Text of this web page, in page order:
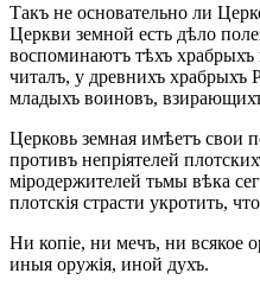
Такъ не основательно ли
Церкви земной есть дѣло
воспоминаютъ тѣхъ храбрыхъ
читалъ, у древнихъ храбрыхъ
младыхъ воиновъ,
Церковь земная имѣетъ свои
противъ непріятелей
міродержителей тьмы вѣка
плотскія страсти укротить,
Ни копіе, ни мечъ, ни всякое
иныя оружія, иной духъ.